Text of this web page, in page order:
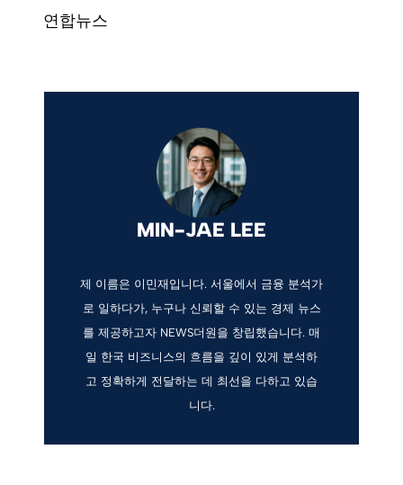
연합뉴스
MIN-JAE LEE
제 이름은 이민재입니다. 서울에서 금융 분석가
로 일하다가, 누구나 신뢰할 수 있는 경제 뉴스
를 제공하고자 NEWS더원을 창립했습니다. 매
일 한국 비즈니스의 흐름을 깊이 있게 분석하
고 정확하게 전달하는 데 최선을 다하고 있습
니다.